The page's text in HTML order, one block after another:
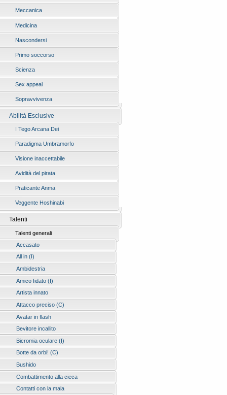
Meccanica
Medicina
Nascondersi
Primo soccorso
Scienza
Sex appeal
Sopravvivenza
Abilità Esclusive
I Tego Arcana Dei
Paradigma Umbramorfo
Visione inaccettabile
Avidità del pirata
Praticante Anma
Veggente Hoshinabi
Talenti
Talenti generali
Accasato
All in (I)
Ambidestria
Amico fidato (I)
Artista innato
Attacco preciso (C)
Avatar in flash
Bevitore incallito
Bicromia oculare (I)
Botte da orbi! (C)
Bushido
Combattimento alla cieca
Contatti con la mala